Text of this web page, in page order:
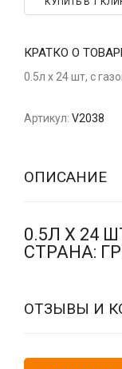
КРАТКО О
0.5л х 24 шт, с
Артикул: V2038
ОПИСАНИЕ
0.5Л Х 24
СТРАНА:
ОТЗЫВЫ И